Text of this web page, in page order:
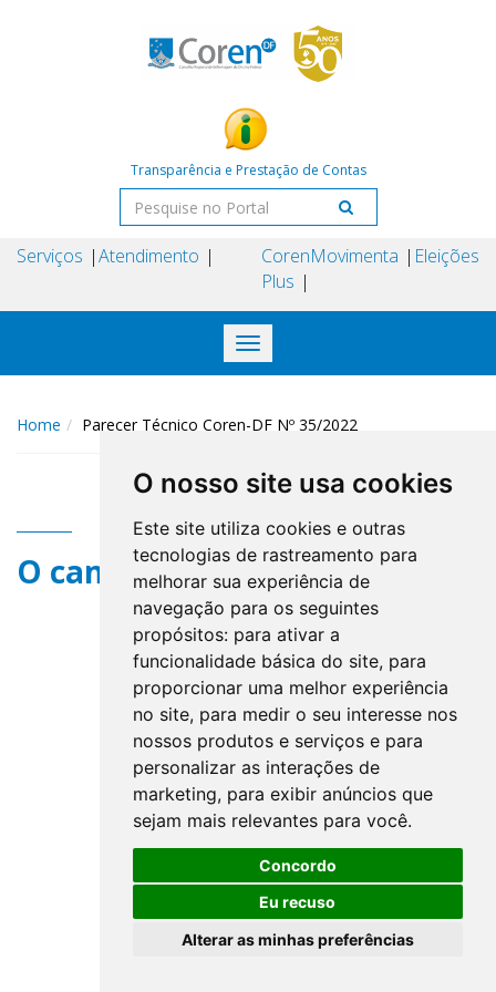
O nosso site usa cookies
Este site utiliza cookies e outras
tecnologias de rastreamento para
melhorar sua experiência de
navegação para os seguintes
propósitos: para ativar a
funcionalidade básica do site, para
proporcionar uma melhor experiência
no site, para medir o seu interesse nos
nossos produtos e serviços e para
personalizar as interações de
marketing, para exibir anúncios que
sejam mais relevantes para você.
Concordo
Eu recuso
Alterar as minhas preferências
Transparência e Prestação de Contas
Serviços Atendimento
Coren
Plus
Movimenta Eleições
Toggle
navigation
Home Parecer Técnico Coren-DF Nº 35/2022
O campo title não existe.